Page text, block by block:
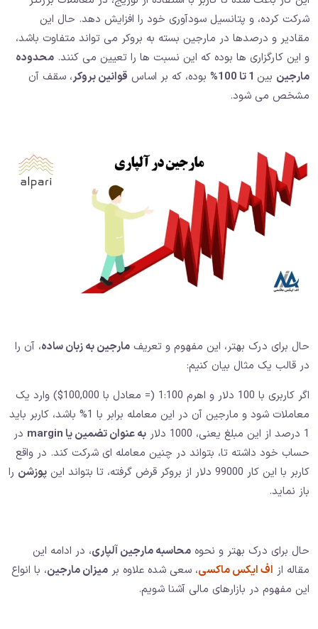
شرکت کرده، و پتانسیل سودآوری خود را افزایش دهد. حال این
مقادیر و درصدها در مارجین بسته به بروکر می تواند متفاوت باشد،
و این کارگزاری ها بوده که این نسبت ها را تعیین می کنند. محدوده
مارجین بین بوده، که بر اساس قوانین بروکر، سقف آن
مشخص می شود.
حال برای درک بهتر، این مفهوم و تعریف مارجین به زبان ساده، آن را
در قالب یک مثال بیان کنیم:
اگر کاربری با 100 دلار و اهرم 1:100 (= معادل با 100,000$) وارد یک
معاملات شود و مارجین آن در این معامله برابر با 1% باشد، کاربر باید
1 درصد از این مبلغ یعنی، 1000 دلار
به عنوان تضمین یا margin
در
حساب خود داشته تا، بتواند در چنین معامله ای شرکت کند. در واقع
کاربر با این کار 99000 دلار از بروکر قرض گرفته، تا بتواند این
پوزشن را
باز نماید.
حال برای درک بهتر و نحوه محاسبه مارجین آلپاری، در ادامه این
مقاله از اف ایکس ماکسی، سعی شده علاوه بر میزان مارجین، با انواع
این مفهوم در بازارهای مالی آشنا شویم.